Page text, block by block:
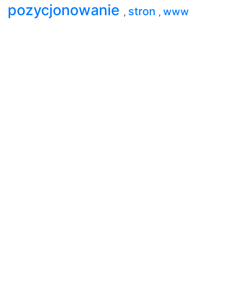
pozycjonowanie , stron , www